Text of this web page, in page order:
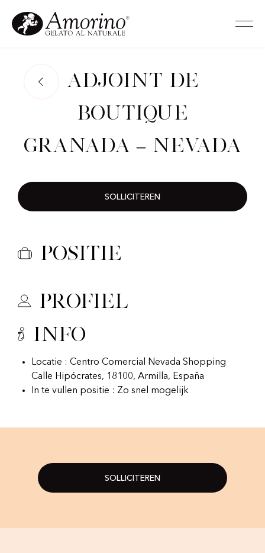
Adjoint de
Boutique
Granada – Nevada
SOLLICITEREN
Positie
Profiel
Info
Locatie : Centro Comercial Nevada Shopping
Calle Hipócrates, 18100, Armilla, España
In te vullen positie : Zo snel mogelijk
SOLLICITEREN